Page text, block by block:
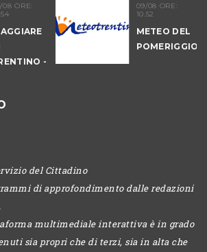
08 ORE:
-
09/08 ORE:
10.52
METEO DEL
POMERIGGIO
del Cittadino
di approfondimento dalle redazioni
multimediale interattiva è in grado
sia propri che di terzi, sia in alta che